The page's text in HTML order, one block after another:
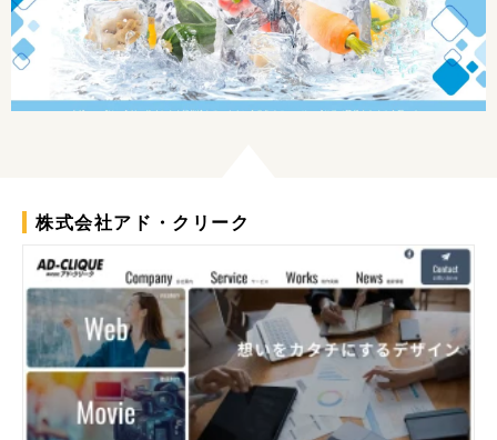
株式会社アド・クリーク